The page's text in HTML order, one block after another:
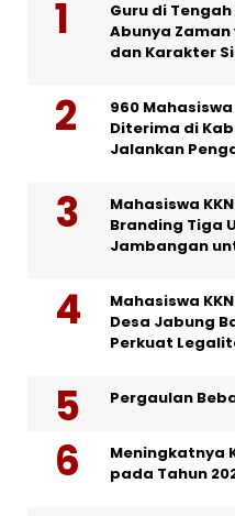
Guru di
Abunya
dan Karakter
960 Mahasiswa
Diterima di
Jalankan
Mahasiswa
Branding Tiga
Jambangan
Mahasiswa
Desa Jabung
Perkuat
Pergaulan
Meningkatnya
pada Tahun